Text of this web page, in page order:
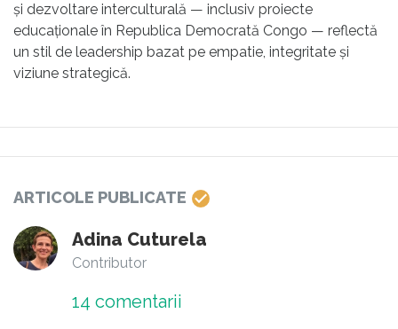
și dezvoltare interculturală — inclusiv proiecte
educaționale în Republica Democrată Congo — reflectă
un stil de leadership bazat pe empatie, integritate și
viziune strategică.
ARTICOLE PUBLICATE
Adina Cuturela
Contributor
14 comentarii